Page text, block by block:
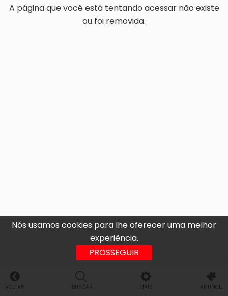
Nós usamos cookies para lhe oferecer uma melhor
experiência.
PROSSEGUIR
A página que você está tentando acessar não existe
ou foi removida.
VOLTAR BUSCAR MAIS ANUNCIE